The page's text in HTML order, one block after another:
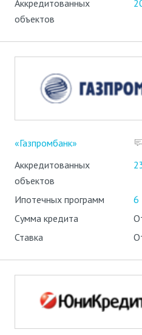
Аккредитованных
объектов
«Газпромбанк»
Аккредитованных
объектов
Ипотечных программ
6
Сумма кредита
Ставка